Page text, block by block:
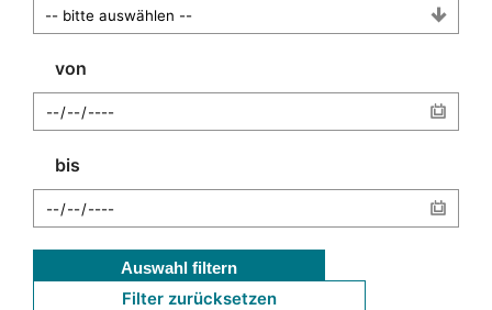
von
bis
Auswahl filtern
Filter zurücksetzen